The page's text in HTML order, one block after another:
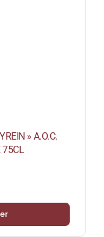
» A.O.C.
75CL